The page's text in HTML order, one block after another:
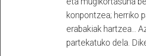
konpontzea; herriko
erabakiak hartzea...
partekatuko dela.